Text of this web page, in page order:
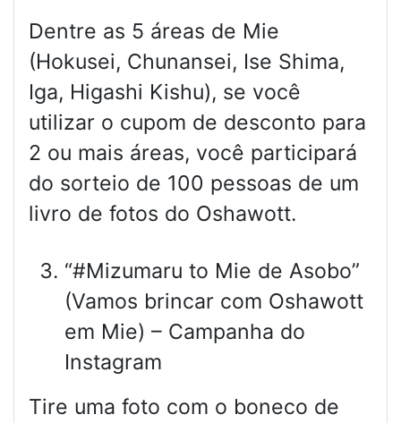
Dentre as 5 áreas de Mie
(Hokusei, Chunansei, Ise Shima,
Iga, Higashi Kishu), se você
utilizar o cupom de desconto para
2 ou mais áreas, você participará
do sorteio de 100 pessoas de um
livro de fotos do Oshawott.
“#Mizumaru to Mie de Asobo”
(Vamos brincar com Oshawott
em Mie) – Campanha do
Instagram
Tire uma foto com o boneco de